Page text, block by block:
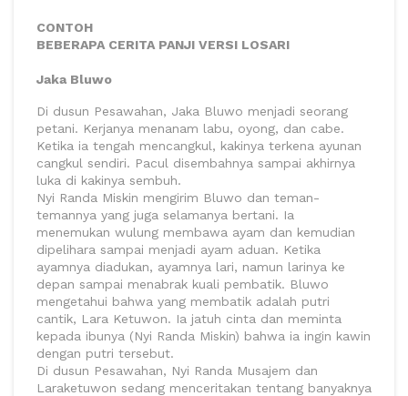
CONTOH
BEBERAPA CERITA PANJI VERSI LOSARI
Jaka Bluwo
Di dusun Pesawahan, Jaka Bluwo menjadi seorang
petani. Kerjanya menanam labu, oyong, dan cabe.
Ketika ia tengah mencangkul, kakinya terkena ayunan
cangkul sendiri. Pacul disembahnya sampai akhirnya
luka di kakinya sembuh.
Nyi Randa Miskin mengirim Bluwo dan teman-
temannya yang juga selamanya bertani. Ia
menemukan wulung membawa ayam dan kemudian
dipelihara sampai menjadi ayam aduan. Ketika
ayamnya diadukan, ayamnya lari, namun larinya ke
depan sampai menabrak kuali pembatik. Bluwo
mengetahui bahwa yang membatik adalah putri
cantik, Lara Ketuwon. Ia jatuh cinta dan meminta
kepada ibunya (Nyi Randa Miskin) bahwa ia ingin kawin
dengan putri tersebut.
Di dusun Pesawahan, Nyi Randa Musajem dan
Laraketuwon sedang menceritakan tentang banyaknya